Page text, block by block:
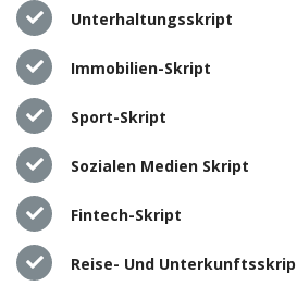
Unterhaltungsskript
Immobilien-Skript
Sport-Skript
Sozialen Medien Skript
Fintech-Skript
Reise- Und